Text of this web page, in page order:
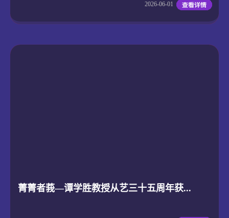
2026-06-01
菁菁者莪—谭学胜教授从艺三十五周年获...